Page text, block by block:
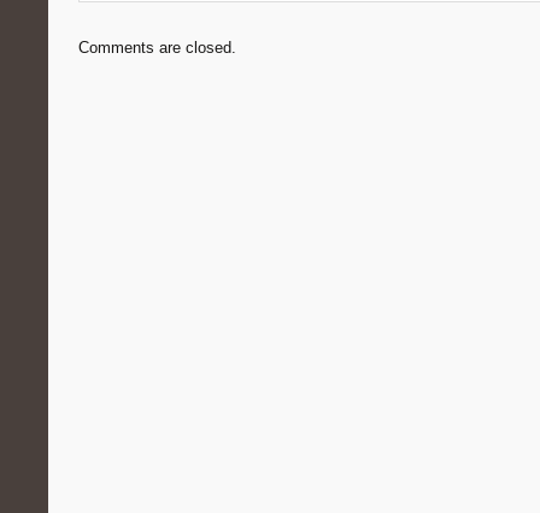
Comments are closed.